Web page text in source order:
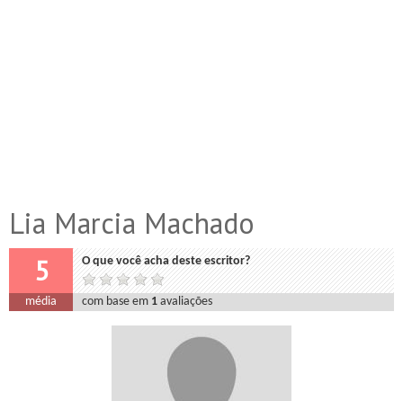
Lia Marcia Machado
5 O que você acha deste escritor?
média com base em 1 avaliações